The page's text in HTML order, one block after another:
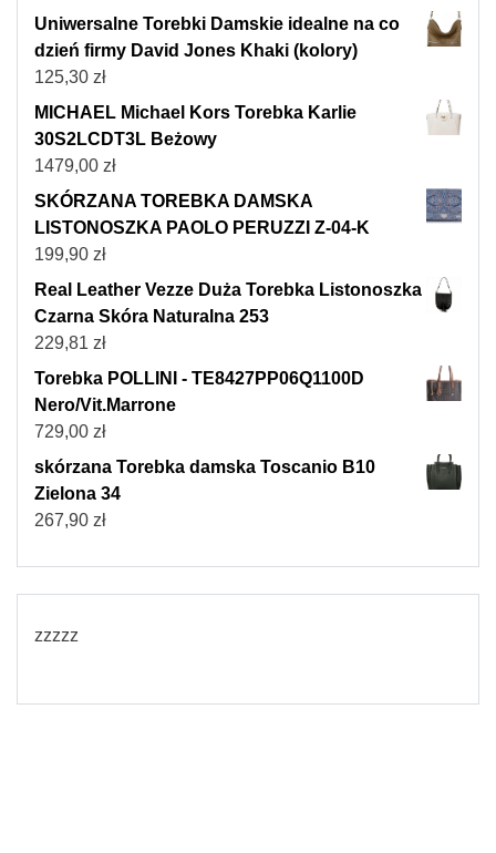
Uniwersalne Torebki Damskie idealne na co
dzień firmy David Jones Khaki (kolory)
125,30 zł
MICHAEL Michael Kors Torebka Karlie
30S2LCDT3L Beżowy
1479,00 zł
SKÓRZANA TOREBKA DAMSKA
LISTONOSZKA PAOLO PERUZZI Z-04-K
199,90 zł
Real Leather Vezze Duża Torebka Listonoszka
Czarna Skóra Naturalna 253
229,81 zł
Torebka POLLINI - TE8427PP06Q1100D
Nero/Vit.Marrone
729,00 zł
skórzana Torebka damska Toscanio B10
Zielona 34
267,90 zł
zzzzz